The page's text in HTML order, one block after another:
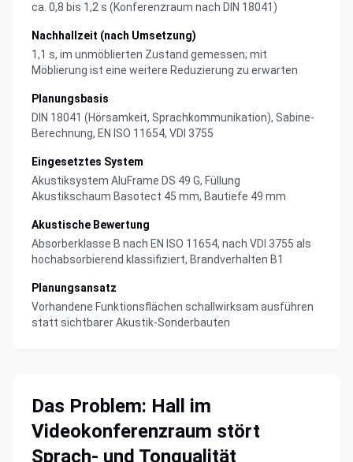
ca. 0,8 bis 1,2 s (Konferenzraum nach DIN 18041)
Nachhallzeit (nach Umsetzung)
1,1 s, im unmöblierten Zustand gemessen; mit
Möblierung ist eine weitere Reduzierung zu erwarten
Planungsbasis
DIN 18041 (Hörsamkeit, Sprachkommunikation), Sabine-
Berechnung, EN ISO 11654, VDI 3755
Eingesetztes System
Akustiksystem AluFrame DS 49 G, Füllung
Akustikschaum Basotect 45 mm, Bautiefe 49 mm
Akustische Bewertung
Absorberklasse B nach EN ISO 11654, nach VDI 3755 als
hochabsorbierend klassifiziert, Brandverhalten B1
Planungsansatz
Vorhandene Funktionsflächen schallwirksam ausführen
statt sichtbarer Akustik-Sonderbauten
Das Problem: Hall im
Videokonferenzraum stört
Sprach- und Tonqualität